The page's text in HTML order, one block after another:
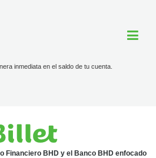
inmediata en el saldo de tu cuenta.
Financiero BHD y el Banco BHD enfocado